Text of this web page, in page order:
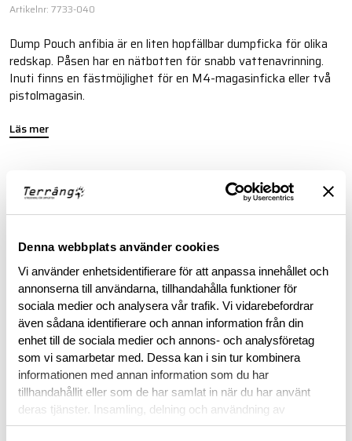
Denna webbplats använder cookies
Vi använder enhetsidentifierare för att anpassa innehållet och
annonserna till användarna, tillhandahålla funktioner för
sociala medier och analysera vår trafik. Vi vidarebefordrar
även sådana identifierare och annan information från din
enhet till de sociala medier och annons- och analysföretag
som vi samarbetar med. Dessa kan i sin tur kombinera
informationen med annan information som du har
tillhandahållit eller som de har samlat in när du har använt
deras tjänster. Insamling, delning och användning av
personuppgifter kan användas för personalisering av
Artikelnr: 7733-040
Dump Pouch anfibia är en liten hopfällbar dumpficka för olika
redskap. Påsen har en nätbotten för snabb vattenavrinning.
Inuti finns en fästmöjlighet för en M4-magasinficka eller två
pistolmagasin.
Läs mer
BESKRIVNING
RECENSIONER
OM VARUMÄRKET